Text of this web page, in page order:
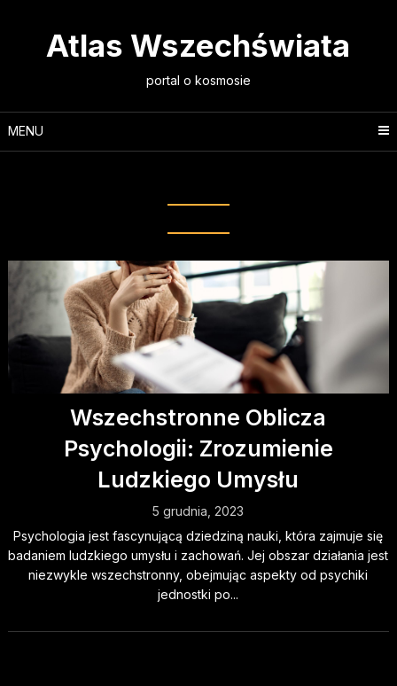
Atlas Wszechświata
portal o kosmosie
MENU
Wszechstronne Oblicza
Psychologii: Zrozumienie
Ludzkiego Umysłu
5 grudnia, 2023
Psychologia jest fascynującą dziedziną nauki, która zajmuje się
badaniem ludzkiego umysłu i zachowań. Jej obszar działania jest
niezwykle wszechstronny, obejmując aspekty od psychiki
jednostki po...